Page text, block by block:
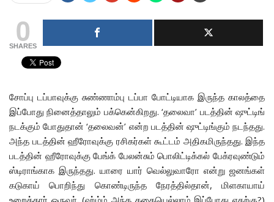
0
SHARES
சோப்பு டப்பாவுக்கு சுண்ணாம்பு டப்பா போட்டியாக இருந்த காலத்தை
இப்போது நினைத்தாலும் பக்கென்கிறது. ‘தலைவா’ படத்தின் ஷுட்டிங்
நடக்கும் போதுதான் ‘தலைவன்’ என்ற படத்தின் ஷுட்டிங்கும் நடந்தது.
அந்த படத்தின் ஹீரோவுக்கு ரசிகர்கள் கூட்டம் அதிகமிருந்தது. இந்த
படத்தின் ஹீரோவுக்கு பேங்க் பேலன்சும் பொலிட்டிக்கல் பேக்ரவுண்டும்
ஸ்டிராங்காக இருந்தது. யாரை யார் வெல்லுவாரோ என்று ஜனங்கள்
கடுகாய் பொறிந்து கொண்டிருந்த நேரத்தில்தான், மிளகாயாய்